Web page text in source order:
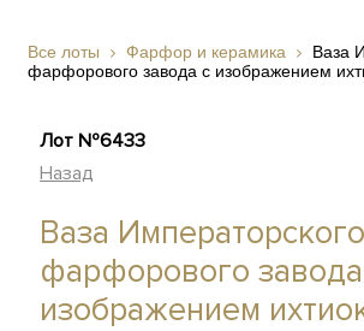
Все лоты Фарфор и керамика
Ваза
фарфорового завода с изображением
Лот №6433
Назад
Ваза Императорского
фарфорового
изображением